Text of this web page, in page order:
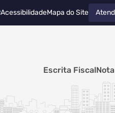
AcessibilidadeMapa do Site
Escrita Fiscal